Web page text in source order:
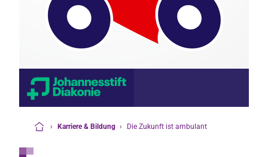
› Karriere & Bildung › Die Zukunft ist ambulant